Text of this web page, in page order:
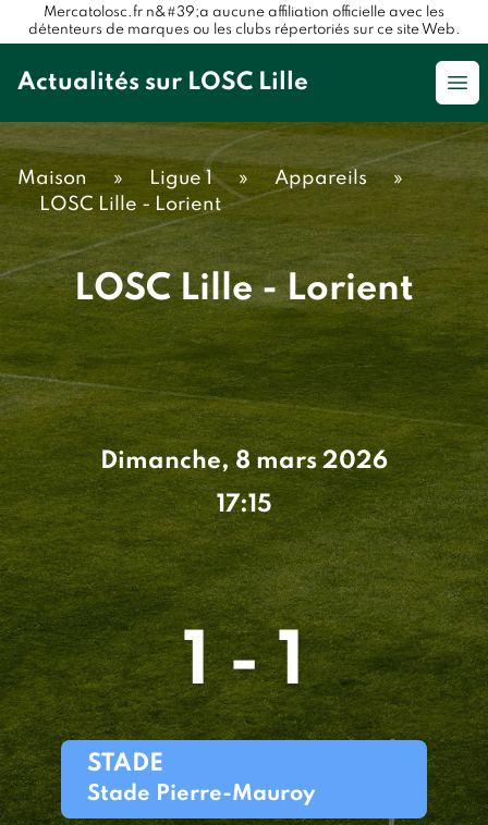
Mercatolosc.fr n&#39;a aucune affiliation officielle avec les
détenteurs de marques ou les clubs répertoriés sur ce site Web.
Actualités sur LOSC Lille
Maison » Ligue 1 » Appareils
»
LOSC Lille - Lorient
LOSC Lille - Lorient
Dimanche, 8 mars 2026
17:15
1 - 1
STADE
Stade Pierre-Mauroy